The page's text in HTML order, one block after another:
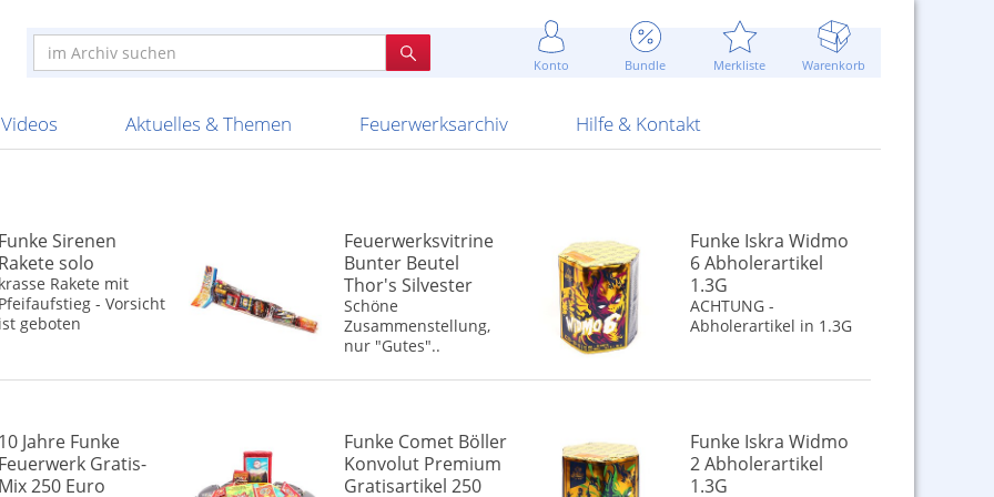
Konto Bundle Merkliste Warenkorb
Schallerzeuger P1
Feuerwerk T1
Schachteln und Attrappen
Streich- und Bengalhölzer
Blitzschnell...
Sommerpreise u.v.m.
Videos
Knallkörper
Batterien
Aktuelles & Themen
Ladenverkauf 2024
20 Jahre Feuerwerksvitrine
Ausnahmegenehmigung
Sammlertreffen
Feuerwerksarchiv
Fireworks Apel Feuerwerk Argento Feuerwerk ARS Pirotecnia
BKV Vuurwerk Bothmer Pyrotechnik
Hilfe & Kontakt
Bestellschluss
Altersnachweis
Versanddienste
Gewerbetreibende
Kontaktformular
AGB
Funke Sirenen
Rakete solo
krasse Rakete mit
Pfeifaufstieg - Vorsicht
ist geboten
Feuerwerksvitrine
Bunter Beutel
Thor's Silvester
Schöne
Zusammenstellung,
nur "Gutes"..
Funke Iskra Widmo
6 Abholerartikel
1.3G
ACHTUNG -
Abholerartikel in 1.3G
10 Jahre Funke
Feuerwerk Gratis-
Mix 250 Euro
Funke Comet Böller
Konvolut Premium
Gratisartikel 250
Funke Iskra Widmo
2 Abholerartikel
1.3G